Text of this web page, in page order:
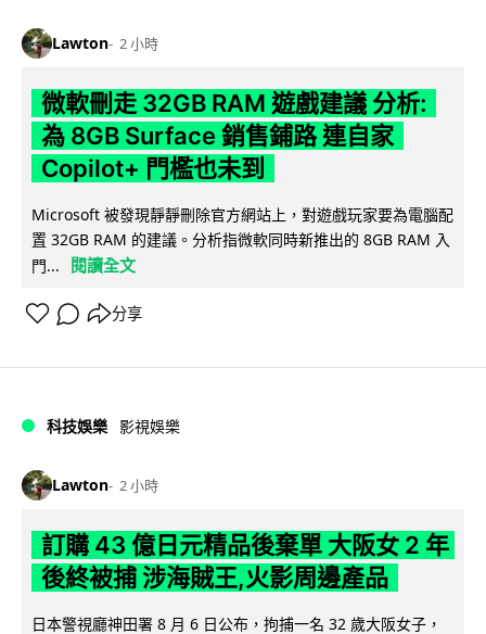
Lawton 2 小時
微軟刪走 32GB RAM 遊戲建議 分析:
為 8GB Surface 銷售鋪路 連自家
Copilot+ 門檻也未到
Microsoft 被發現靜靜刪除官方網站上，對遊戲玩家要為電腦配
置 32GB RAM 的建議。分析指微軟同時新推出的 8GB RAM 入
門...
閱讀全文
分享
科技娛樂 影視娛樂
Lawton 2 小時
訂購 43 億日元精品後棄單 大阪女 2 年
後終被捕 涉海賊王,火影周邊產品
日本警視廳神田署 8 月 6 日公布，拘捕一名 32 歲大阪女子，